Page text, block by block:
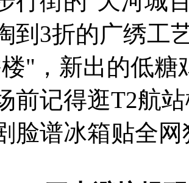
到3折的广绣工
"，新出的低糖
前记得逛T2航
脸谱冰箱贴全